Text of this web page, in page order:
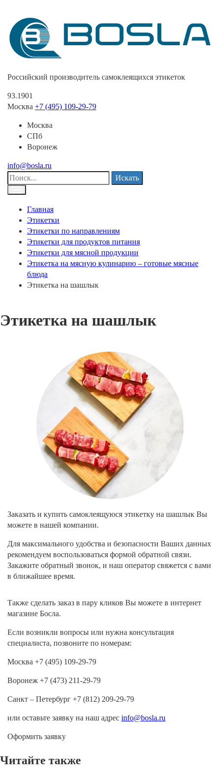
Российский производитель самоклеящихся этикеток
93.1901
Москва +7 (495) 109-29-79
Москва
СПб
Воронеж
info@bosla.ru
Искать
Главная
Этикетки
Этикетки по направлениям
Этикетки для продуктов питания
Этикетки для мясной продукции
Этикетка на мясную кулинарию – готовые мясные
блюда
Этикетка на шашлык
Этикетка на шашлык
Заказать и купить самоклеящуюся этикетку на шашлык Вы
можете в нашей компании.
Для максимального удобства и безопасности Ваших данных
рекомендуем воспользоваться формой обратной связи.
Закажите обратный звонок, и наш оператор свяжется с вами
в ближайшее время.
Также сделать заказ в пару кликов Вы можете в интернет
магазине Босла.
Если возникли вопросы или нужна консультация
специалиста, позвоните по номерам:
Москва +7 (495) 109-29-79
Воронеж +7 (473) 211-29-79
Санкт – Петербург +7 (812) 209-29-79
или оставьте заявку на наш адрес info@bosla.ru
Оформить заявку
Читайте также